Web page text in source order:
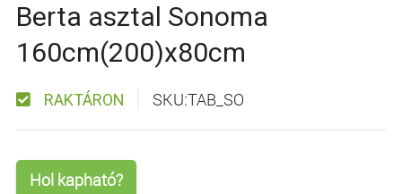
Berta asztal Sonoma
160cm(200)x80cm
RAKTÁRON SKU:TAB_SO
Hol kapható?